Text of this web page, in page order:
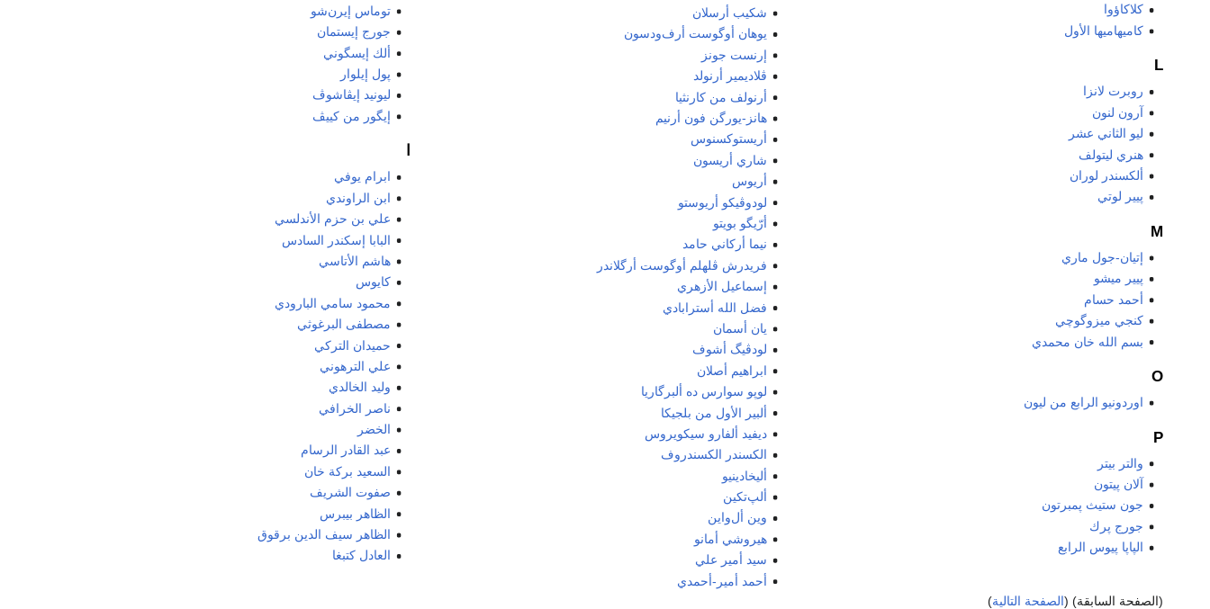
كلاكاؤوا
كاميهاميها الأول
L
روبرت لانزا
آرون لنون
ليو الثاني عشر
هنري ليتولف
ألكسندر لوران
پيير لوتي
M
إتيان-جول ماري
پيير ميشو
أحمد حسام
كنجي ميزوگوچي
بسم الله خان محمدي
O
اوردونيو الرابع من ليون
P
والتر بيتر
آلان پيتون
جون ستيث پمبرتون
جورج پرك
الپاپا پيوس الرابع
شكيب أرسلان
يوهان أوگوست أرف‌ودسون
إرنست جونز
ڤلاديمير أرنولد
أرنولف من كارنثيا
هانز-يورگن فون أرنيم
أريستوكسنوس
شاري أريسون
أريوس
لودوڤيكو أريوستو
أرّيگو بويتو
نیما أرکاني حامد
فريدرش ڤلهلم أوگوست أرگلاندر
إسماعيل الأزهري
فضل الله أسترابادي
يان أسمان
لودڤيگ أشوف
ابراهيم أصلان
لوپو سوارس ده ألبرگاريا
ألبير الأول من بلجيكا
ديفيد ألفارو سيكويروس
الكسندر الكسندروف
أليخادينيو
ألپ‌تكين
وين أل‌واين
هيروشي أمانو
سيد أمير علي
أحمد أمير-أحمدي
توماس إيرن‌شو
جورج إيستمان
ألك إيسگوني
پول إيلوار
ليونيد إيڤاشوڤ
إيگور من كييڤ
ابرام يوفي
ابن الراوندي
علي بن حزم الأندلسي
البابا إسكندر السادس
هاشم الأتاسي
كايوس
محمود سامي البارودي
مصطفى البرغوثي
حميدان التركي
علي الترهوني
وليد الخالدي
ناصر الخرافي
الخضر
عبد القادر الرسام
السعيد بركة خان
صفوت الشريف
الظاهر بيبرس
الظاهر سيف الدين برقوق
العادل كتبغا
(الصفحة السابقة) (الصفحة التالية)